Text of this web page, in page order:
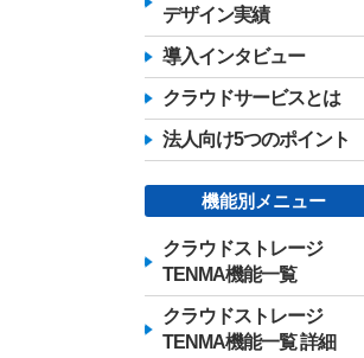
デザイン実績
導入インタビュー
クラウドサービスとは
法人向け5つのポイント
機能別メニュー
クラウドストレージ
TENMA機能一覧
クラウドストレージ
TENMA機能一覧 詳細